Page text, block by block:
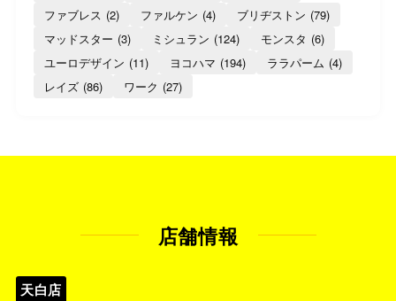
ファブレス (2) ファルケン (4) ブリヂストン (79)
マッドスター (3) ミシュラン (124) モンスタ (6)
ユーロデザイン (11) ヨコハマ (194) ララパーム (4)
レイズ (86) ワーク (27)
店舗情報
天白店